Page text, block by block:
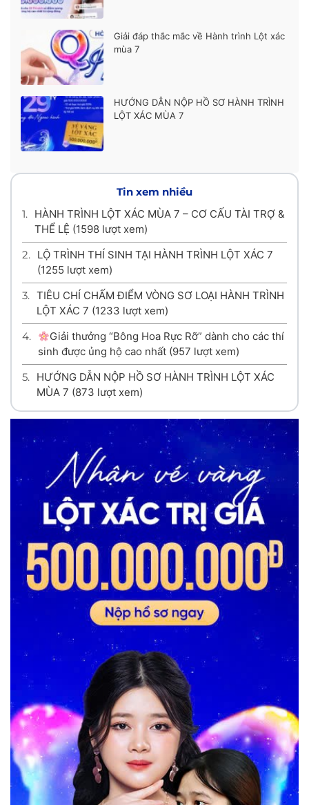
Giải đáp thắc mắc về Hành trình Lột xác
mùa 7
HƯỚNG DẪN NỘP HỒ SƠ HÀNH TRÌNH
LỘT XÁC MÙA 7
Tin xem nhiều
1. HÀNH TRÌNH LỘT XÁC MÙA 7 – CƠ CẤU TÀI TRỢ &
THỂ LỆ (1598 lượt xem)
2.
LỘ TRÌNH THÍ SINH TẠI HÀNH TRÌNH LỘT XÁC 7
(1255 lượt xem)
3. TIÊU CHÍ CHẤM ĐIỂM VÒNG SƠ LOẠI HÀNH TRÌNH
LỘT XÁC 7 (1233 lượt xem)
4.
Giải thưởng “Bông Hoa Rực Rỡ” dành cho các thí
sinh được ủng hộ cao nhất (957 lượt xem)
5. HƯỚNG DẪN NỘP HỒ SƠ HÀNH TRÌNH LỘT XÁC
MÙA 7 (873 lượt xem)